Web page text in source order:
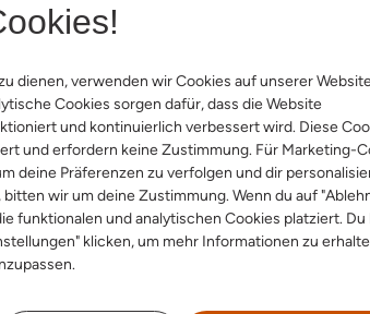
dienen, verwenden wir Cookies auf unserer
Cookies sorgen dafür, dass die Website
und kontinuierlich verbessert wird. Diese
und erfordern keine Zustimmung. Für Marketing-
deine Präferenzen zu verfolgen und dir
wir um deine Zustimmung. Wenn du auf
funktionalen und analytischen Cookies platziert. Du
klicken, um mehr Informationen zu
& Rückgabe
&
Waschanleitung